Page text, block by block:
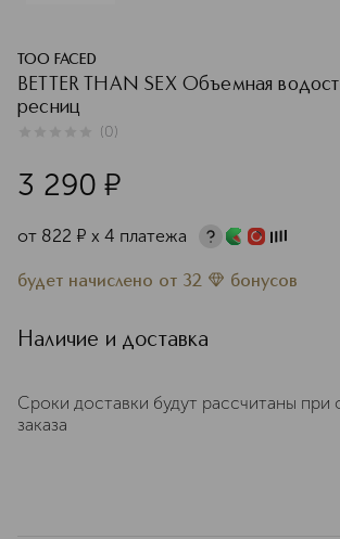
TOO FACED
BETTER THAN SEX Объемная
ресниц
(0)
3 290 ¤
от 822 ¤ х 4 платежа
будет начислено от 32 бонусов
Наличие и доставка
Сроки доставки будут рассчитаны
заказа